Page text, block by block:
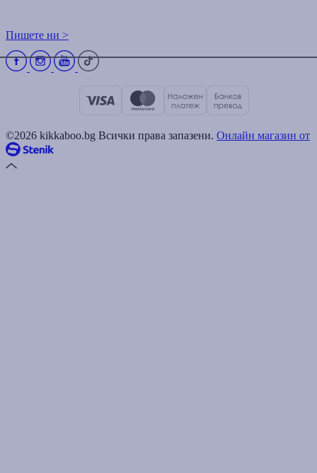
Пишете ни >
©2026 kikkaboo.bg Всички права запазени. Онлайн магазин от